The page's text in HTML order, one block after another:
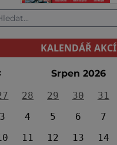
KALENDÁŘ AKCÍ
Srpen 2026
28 29 30 31
3
4 5 6 7
11 12 13 14